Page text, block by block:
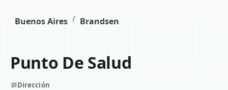
Buenos Aires / Brandsen
Punto De Salud
Dirección